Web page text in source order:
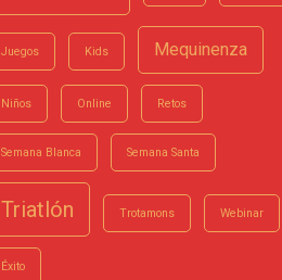
Juegos Kids Mequinenza
Niños Online Retos
Semana Blanca Semana Santa
Triatlón Trotamons Webinar
Éxito